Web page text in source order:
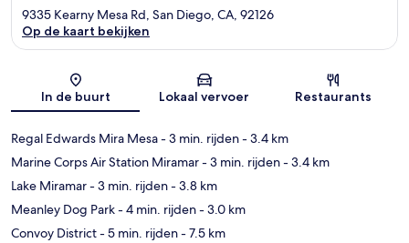
Kaart
9335 Kearny Mesa Rd, San Diego, CA, 92126
Op de kaart bekijken
In de buurt Lokaal vervoer Restaurants
Regal Edwards Mira Mesa- 3 min. rijden- 3.4 km
Marine Corps Air Station Miramar- 3 min. rijden- 3.4 km
Lake Miramar- 3 min. rijden- 3.8 km
Meanley Dog Park- 4 min. rijden- 3.0 km
Convoy District- 5 min. rijden- 7.5 km